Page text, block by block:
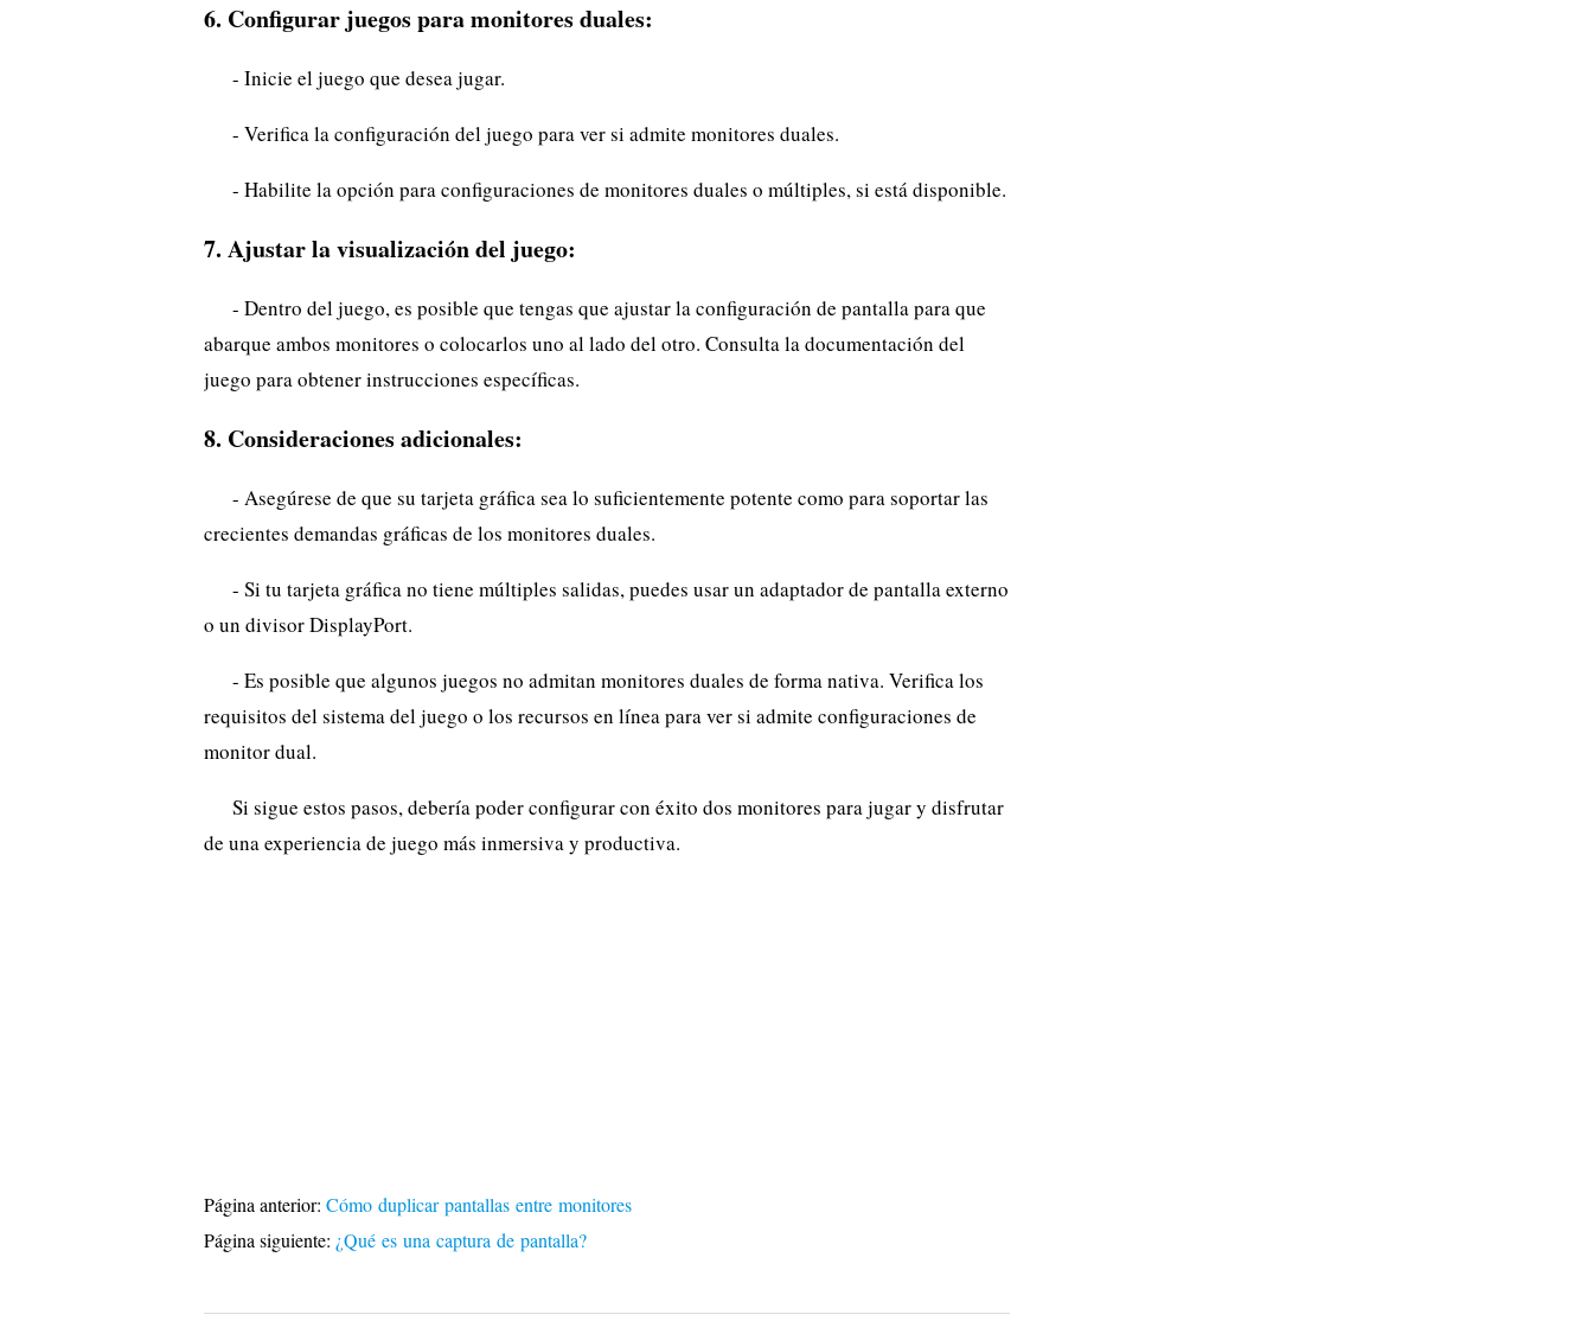
6. Configurar juegos para monitores duales:
- Inicie el juego que desea jugar.
- Verifica la configuración del juego para ver si admite monitores duales.
- Habilite la opción para configuraciones de monitores duales o múltiples, si está disponible.
7. Ajustar la visualización del juego:
- Dentro del juego, es posible que tengas que ajustar la configuración de pantalla para que
abarque ambos monitores o colocarlos uno al lado del otro. Consulta la documentación del
juego para obtener instrucciones específicas.
8. Consideraciones adicionales:
- Asegúrese de que su tarjeta gráfica sea lo suficientemente potente como para soportar las
crecientes demandas gráficas de los monitores duales.
- Si tu tarjeta gráfica no tiene múltiples salidas, puedes usar un adaptador de pantalla externo
o un divisor DisplayPort.
- Es posible que algunos juegos no admitan monitores duales de forma nativa. Verifica los
requisitos del sistema del juego o los recursos en línea para ver si admite configuraciones de
monitor dual.
Si sigue estos pasos, debería poder configurar con éxito dos monitores para jugar y disfrutar
de una experiencia de juego más inmersiva y productiva.
Página anterior: Cómo duplicar pantallas entre monitores
Página siguiente: ¿Qué es una captura de pantalla?